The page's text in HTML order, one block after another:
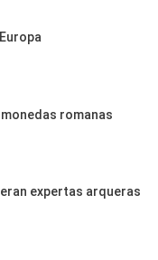
romanas
expertas arqueras